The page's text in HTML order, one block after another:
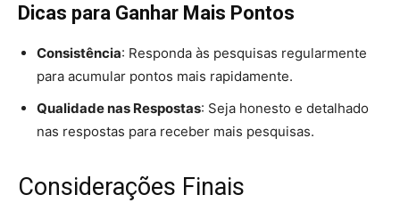
Dicas para Ganhar Mais Pontos
Consistência: Responda às pesquisas regularmente
para acumular pontos mais rapidamente.
Qualidade nas Respostas: Seja honesto e detalhado
nas respostas para receber mais pesquisas.
Considerações Finais